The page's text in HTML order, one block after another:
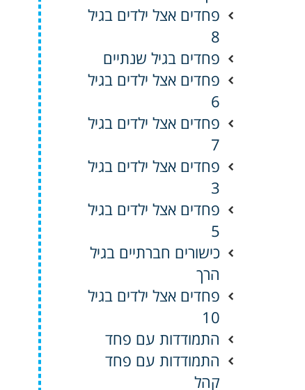
פחדים אצל ילדים בגיל
8
פחדים בגיל שנתיים
פחדים אצל ילדים בגיל
6
פחדים אצל ילדים בגיל
7
פחדים אצל ילדים בגיל
3
פחדים אצל ילדים בגיל
5
כישורים חברתיים בגיל
הרך
פחדים אצל ילדים בגיל
10
התמודדות עם פחד
התמודדות עם פחד
קהל